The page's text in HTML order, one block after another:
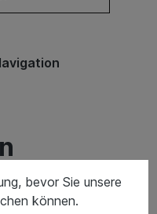
bevor Sie unsere
können.